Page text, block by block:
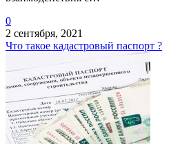
0
2 сентября, 2021
Что такое кадастровый паспорт ?